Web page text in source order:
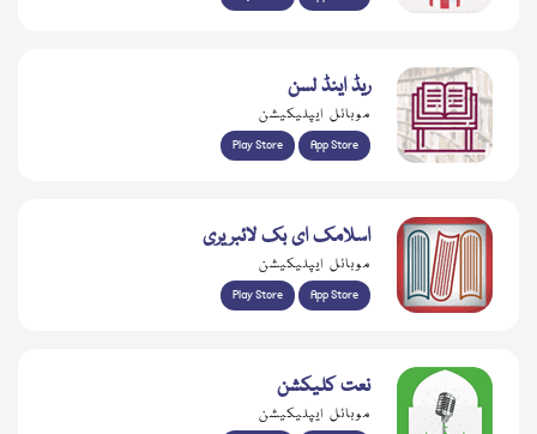
ریڈ اینڈ لسن
موبائل ایپلیکیشن
Play Store App Store
اسلامک ای بک لائبریری
موبائل ایپلیکیشن
Play Store App Store
نعت کلیکشن
موبائل ایپلیکیشن